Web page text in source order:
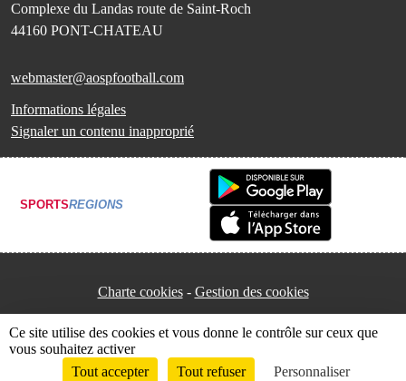
Complexe du Landas route de Saint-Roch
44160 PONT-CHATEAU
webmaster@aospfootball.com
Informations légales
Signaler un contenu inapproprié
SPORTSREGIONS
Charte cookies Gestion des cookies
Envie de participer ? Connexion
Ce site utilise des cookies et vous donne le contrôle sur ceux que
vous souhaitez activer
Tout accepter
Tout refuser Personnaliser